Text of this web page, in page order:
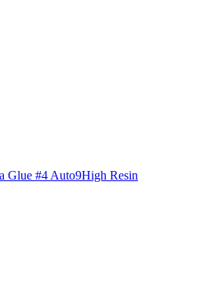
Glue #4 Auto9High Resin